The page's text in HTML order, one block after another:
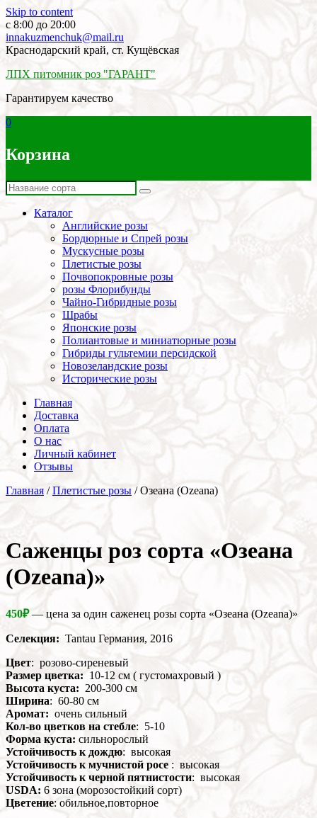
Skip to content
c 8:00 до 20:00
innakuzmenchuk@mail.ru
Краснодарский край, ст. Кущёвская
ЛПХ питомник роз "ГАРАНТ"
Гарантируем качество
0
Корзина
Каталог
Английские розы
Бордюрные и Спрей розы
Мускусные розы
Плетистые розы
Почвопокровные розы
розы Флорибунды
Чайно-Гибридные розы
Шрабы
Японские розы
Полиантовые и миниатюрные розы
Гибриды гультемии персидской
Новозеландские розы
Исторические розы
Главная
Доставка
Оплата
О нас
Личный кабинет
Отзывы
Главная /Плетистые розы / Озеана (Ozeana)
Cаженцы роз сорта «Озеана
(Ozeana)»
450₽— цена за один саженец розы сорта «Озеана (Ozeana)»
Селекция: Tantau Германия, 2016
Цвет: розово-сиреневый
Размер цветка:10-12 см ( густомахровый )
Высота куста: 200-300 см
Ширина: 60-80 см
Аромат: очень сильный
Кол-во цветков на стебле: 5-10
Форма куста: сильнорослый
Устойчивость к дождю: высокая
Устойчивость к мучнистой росе : высокая
Устойчивость к черной пятнистости: высокая
USDA: 6 зона (морозостойкий сорт)
Цветение: обильное,повторное